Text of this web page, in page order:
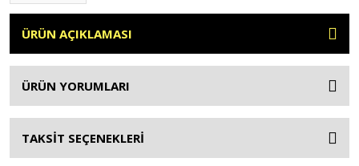
ÜRÜN AÇIKLAMASI
ÜRÜN YORUMLARI
TAKSİT SEÇENEKLERİ